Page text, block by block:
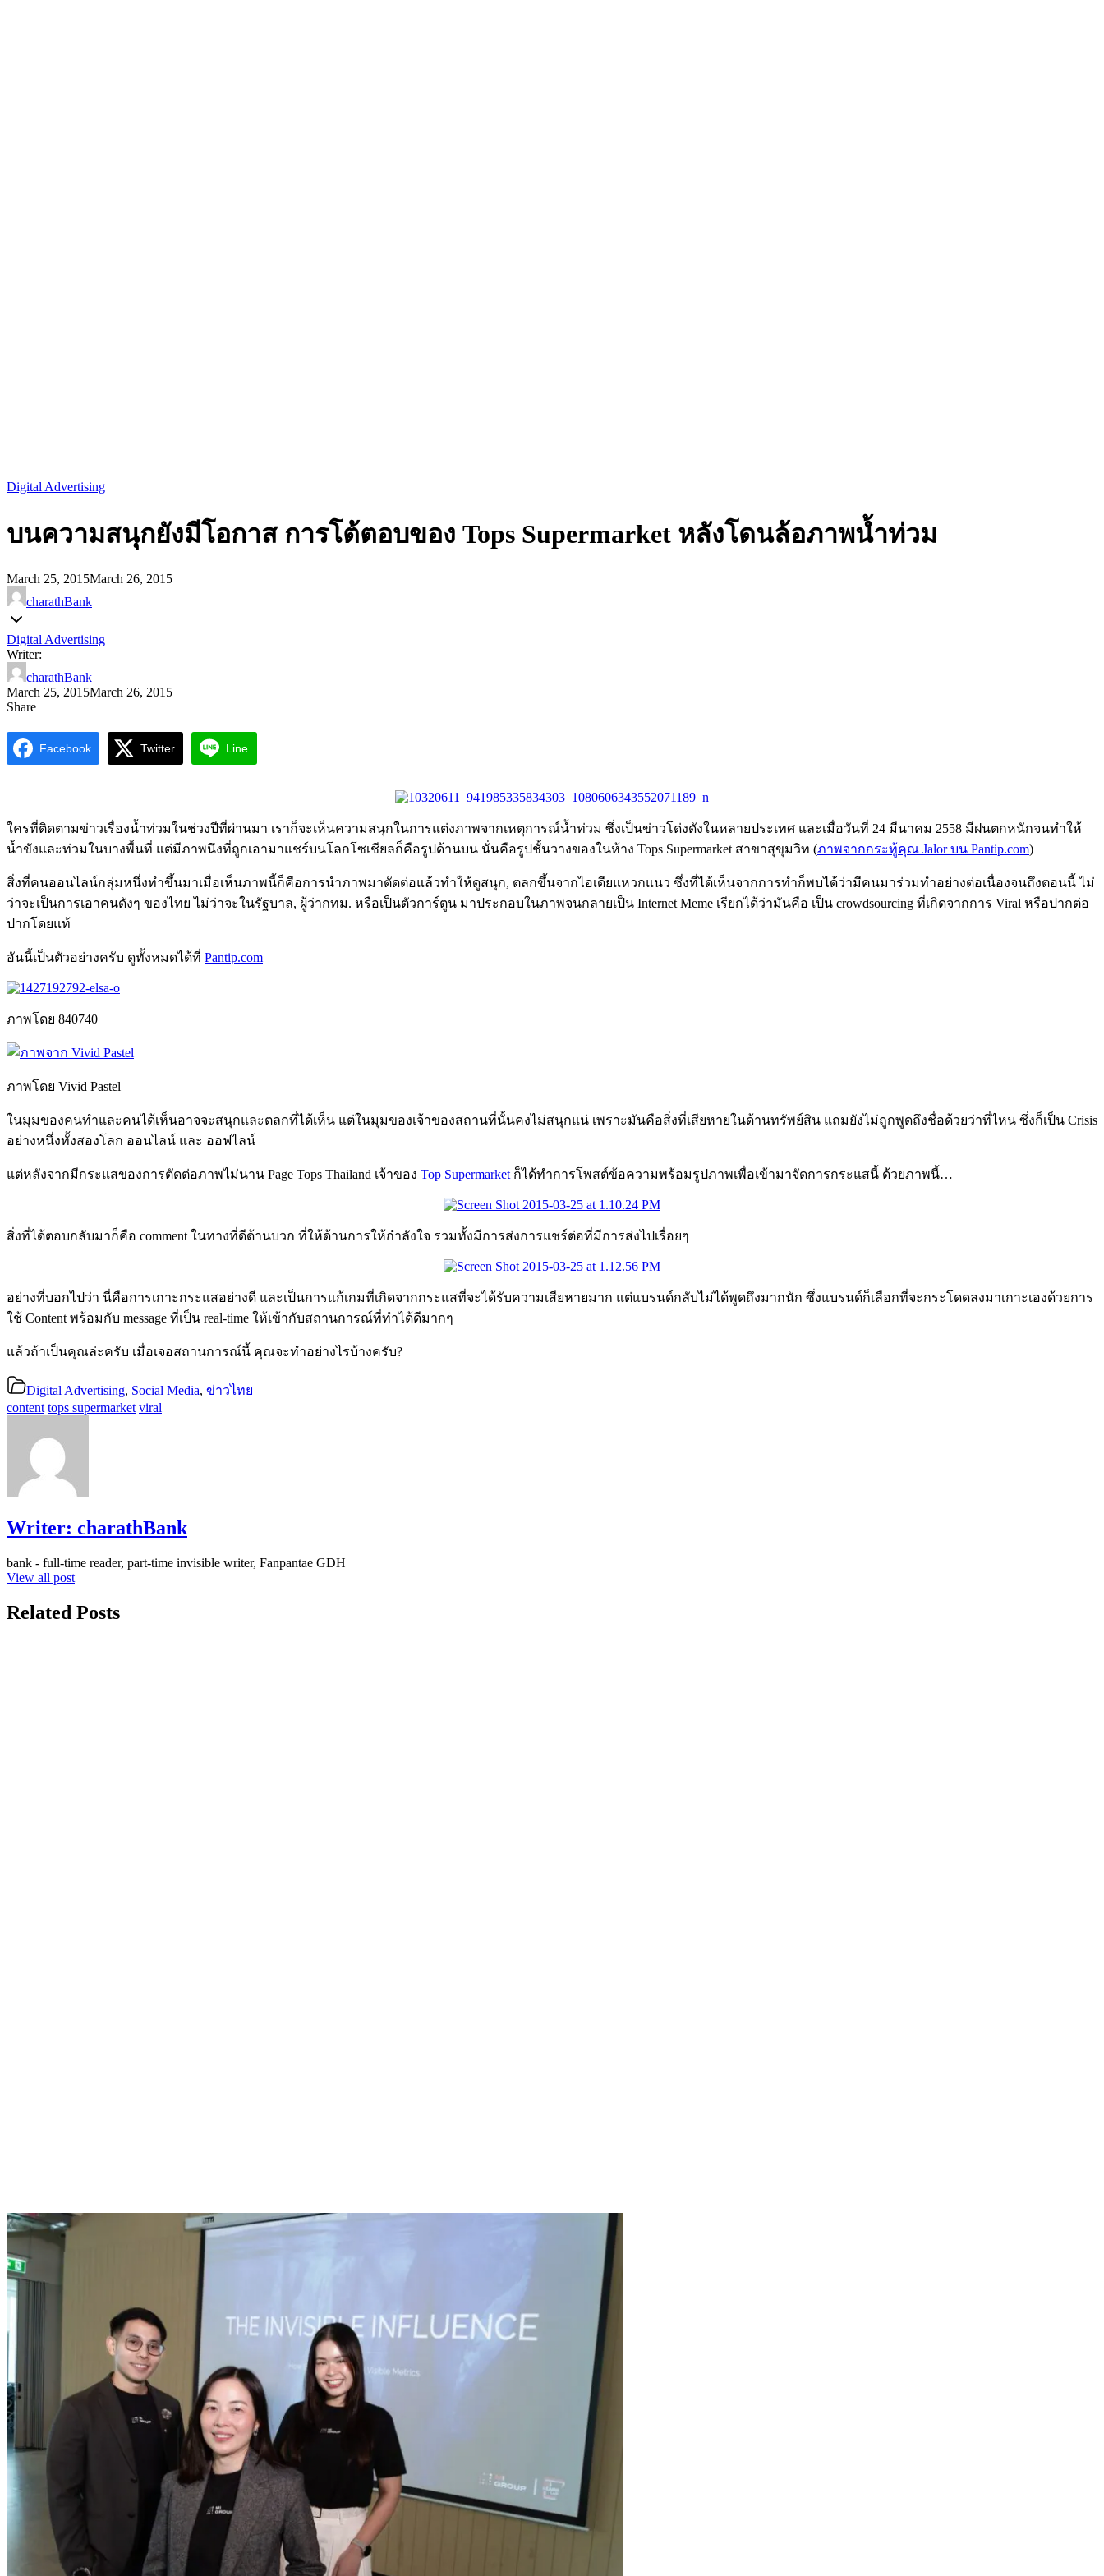
Digital Advertising
บนความสนุกยังมีโอกาส การโต้ตอบของ Tops Supermarket หลังโดนล้อภาพน้ำท่วม
March 25, 2015March 26, 2015
charathBank
Digital Advertising
Writer:
charathBank
March 25, 2015March 26, 2015
Share
Facebook Twitter Line
ใครที่ติดตามข่าวเรื่องน้ำท่วมในช่วงปีที่ผ่านมา เราก็จะเห็นความสนุกในการแต่งภาพจากเหตุการณ์น้ำท่วม ซึ่งเป็นข่าวโด่งดังในหลายประเทศ และเมื่อวันที่ 24 มีนาคม 2558 มีฝนตกหนักจนทำให้
น้ำขังและท่วมในบางพื้นที่ แต่มีภาพนึงที่ถูกเอามาแชร์บนโลกโซเชียลก็คือรูปด้านบน นั่นคือรูปชั้นวางของในห้าง Tops Supermarket สาขาสุขุมวิท (ภาพจากกระทู้คุณ Jalor บน Pantip.com)
สิ่งที่คนออนไลน์กลุ่มหนึ่งทำขึ้นมาเมื่อเห็นภาพนี้ก็คือการนำภาพมาตัดต่อแล้วทำให้ดูสนุก, ตลกขึ้นจากไอเดียแหวกแนว ซึ่งที่ได้เห็นจากการทำก็พบได้ว่ามีคนมาร่วมทำอย่างต่อเนื่องจนถึงตอนนี้ ไม่
ว่าจะเป็นการเอาคนดังๆ ของไทย ไม่ว่าจะในรัฐบาล, ผู้ว่ากทม. หรือเป็นตัวการ์ตูน มาประกอบในภาพจนกลายเป็น Internet Meme เรียกได้ว่ามันคือ เป็น crowdsourcing ที่เกิดจากการ Viral หรือปากต่อ
ปากโดยแท้
อันนี้เป็นตัวอย่างครับ ดูทั้งหมดได้ที่ Pantip.com
ภาพโดย 840740
ภาพโดย Vivid Pastel
ในมุมของคนทำและคนได้เห็นอาจจะสนุกและตลกที่ได้เห็น แต่ในมุมของเจ้าของสถานที่นั้นคงไม่สนุกแน่ เพราะมันคือสิ่งที่เสียหายในด้านทรัพย์สิน แถมยังไม่ถูกพูดถึงชื่อด้วยว่าที่ไหน ซึ่งก็เป็น Crisis
อย่างหนึ่งทั้งสองโลก ออนไลน์ และ ออฟไลน์
แต่หลังจากมีกระแสของการตัดต่อภาพไม่นาน Page Tops Thailand เจ้าของ Top Supermarket ก็ได้ทำการโพสต์ข้อความพร้อมรูปภาพเพื่อเข้ามาจัดการกระแสนี้ ด้วยภาพนี้…
สิ่งที่ได้ตอบกลับมาก็คือ comment ในทางที่ดีด้านบวก ที่ให้ด้านการให้กำลังใจ รวมทั้งมีการส่งการแชร์ต่อที่มีการส่งไปเรื่อยๆ
อย่างที่บอกไปว่า นี่คือการเกาะกระแสอย่างดี และเป็นการแก้เกมที่เกิดจากกระแสที่จะได้รับความเสียหายมาก แต่แบรนด์กลับไม่ได้พูดถึงมากนัก ซึ่งแบรนด์ก็เลือกที่จะกระโดดลงมาเกาะเองด้วยการ
ใช้ Content พร้อมกับ message ที่เป็น real-time ให้เข้ากับสถานการณ์ที่ทำได้ดีมากๆ
แล้วถ้าเป็นคุณล่ะครับ เมื่อเจอสถานการณ์นี้ คุณจะทำอย่างไรบ้างครับ?
Digital Advertising, Social Media, ข่าวไทย
content tops supermarket viral
Writer: charathBank
bank - full-time reader, part-time invisible writer, Fanpantae GDH
View all post
Related Posts